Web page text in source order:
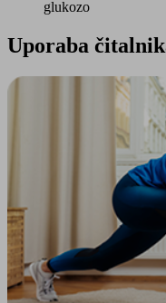
glukozo
Uporaba